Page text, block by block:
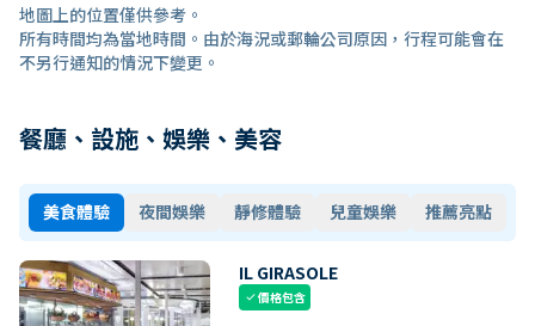
地圖上的位置僅供參考。
所有時間均為當地時間。由於海況或郵輪公司原因，行程可能會在
不另行通知的情況下變更。
餐廳、設施、娛樂、美容
美食體驗 夜間娛樂 靜修體驗 兒童娛樂 推薦亮點
IL GIRASOLE
check價格包含